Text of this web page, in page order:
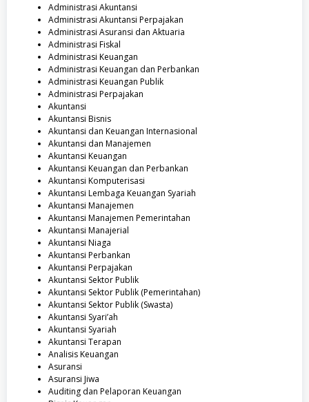
Administrasi Akuntansi
Administrasi Akuntansi Perpajakan
Administrasi Asuransi dan Aktuaria
Administrasi Fiskal
Administrasi Keuangan
Administrasi Keuangan dan Perbankan
Administrasi Keuangan Publik
Administrasi Perpajakan
Akuntansi
Akuntansi Bisnis
Akuntansi dan Keuangan Internasional
Akuntansi dan Manajemen
Akuntansi Keuangan
Akuntansi Keuangan dan Perbankan
Akuntansi Komputerisasi
Akuntansi Lembaga Keuangan Syariah
Akuntansi Manajemen
Akuntansi Manajemen Pemerintahan
Akuntansi Manajerial
Akuntansi Niaga
Akuntansi Perbankan
Akuntansi Perpajakan
Akuntansi Sektor Publik
Akuntansi Sektor Publik (Pemerintahan)
Akuntansi Sektor Publik (Swasta)
Akuntansi Syari’ah
Akuntansi Syariah
Akuntansi Terapan
Analisis Keuangan
Asuransi
Asuransi Jiwa
Auditing dan Pelaporan Keuangan